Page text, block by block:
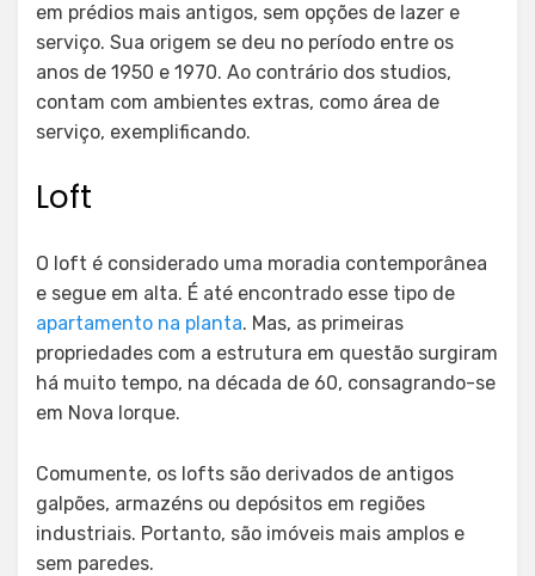
em prédios mais antigos, sem opções de lazer e
serviço. Sua origem se deu no período entre os
anos de 1950 e 1970. Ao contrário dos studios,
contam com ambientes extras, como área de
serviço, exemplificando.
Loft
O loft é considerado uma moradia contemporânea
e segue em alta. É até encontrado esse tipo de
apartamento na planta. Mas, as primeiras
propriedades com a estrutura em questão surgiram
há muito tempo, na década de 60, consagrando-se
em Nova Iorque.
Comumente, os lofts são derivados de antigos
galpões, armazéns ou depósitos em regiões
industriais. Portanto, são imóveis mais amplos e
sem paredes.